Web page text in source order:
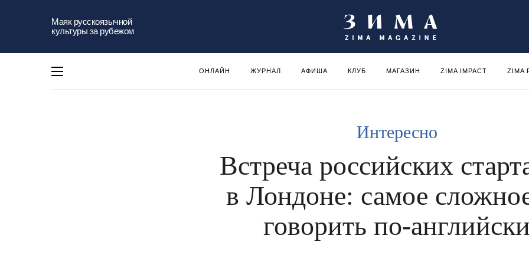
Маяк русскоязычной
культуры за рубежом
ОНЛАЙН ЖУРНАЛ АФИША КЛУБ МАГАЗИН ZIMA IMPACT ZIMA
Интересно
Встреча российских
в Лондоне: самое
говорить по-